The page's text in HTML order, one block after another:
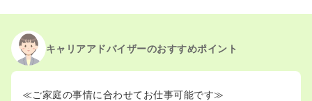
キャリアアドバイザーのおすすめポイント
≪ご家庭の事情に合わせてお仕事可能です≫